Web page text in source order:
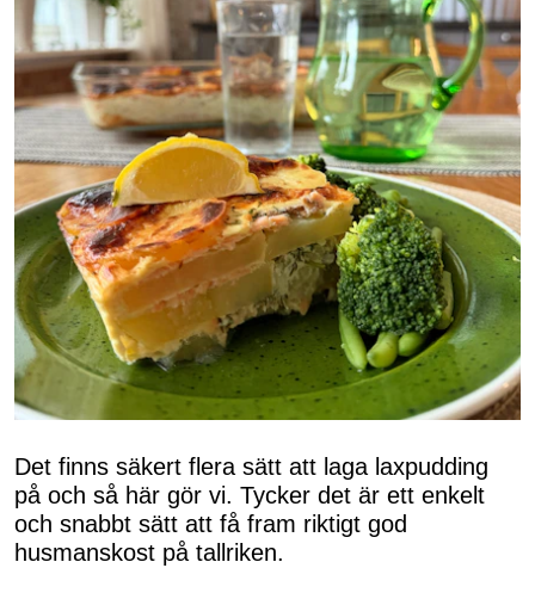
Det finns säkert flera sätt att laga laxpudding
på och så här gör vi. Tycker det är ett enkelt
och snabbt sätt att få fram riktigt god
husmanskost på tallriken.